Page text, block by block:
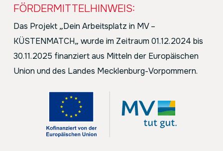
FÖRDERMITTELHINWEIS:
Das Projekt „Dein Arbeitsplatz in MV –
KÜSTENMATCH„ wurde im Zeitraum 01.12.2024 bis
30.11.2025 finanziert aus Mitteln der Europäischen
Union und des Landes Mecklenburg-Vorpommern.